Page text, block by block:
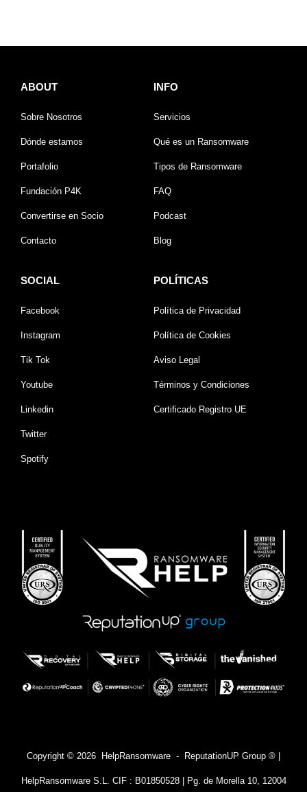
ABOUT
Sobre Nosotros
Dónde estamos
Portafolio
Fundación P4K
Convertirse en Socio
Contacto
INFO
Servicios
Qué es un Ransomware
Tipos de Ransomware
FAQ
Podcast
Blog
SOCIAL
Facebook
Instagram
Tik Tok
Youtube
Linkedin
Twitter
Spotify
POLÍTICAS
Política de Privacidad
Política de Cookies
Aviso Legal
Términos y Condiciones
Certificado Registro UE
Copyright © 2026 HelpRansomware - ReputationUP Group ® |
HelpRansomware S.L. CIF : B01850528 | Pg. de Morella 10, 12004